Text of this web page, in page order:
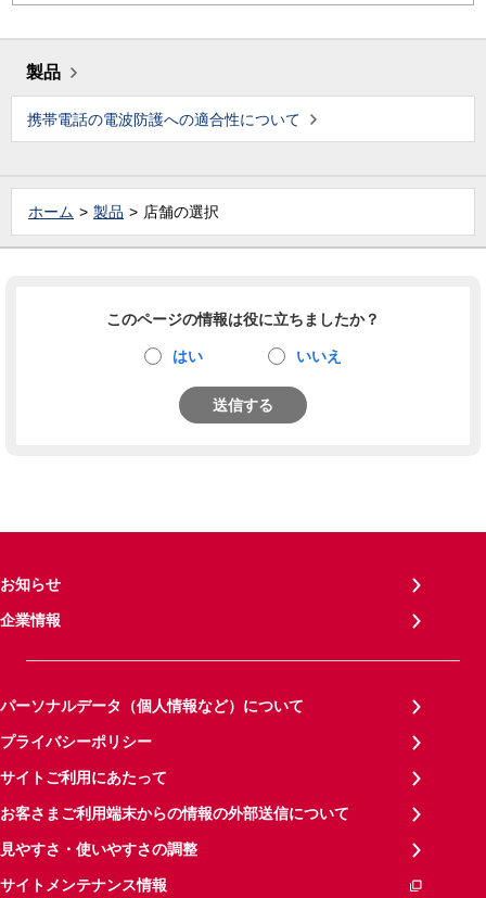
製品
携帯電話の電波防護への適合性について
ホーム 製品 店舗の選択
このページの情報は役に立ちましたか？
はい いいえ
送信する
お知らせ
企業情報
パーソナルデータ（個人情報など）について
プライバシーポリシー
サイトご利用にあたって
お客さまご利用端末からの情報の外部送信について
見やすさ・使いやすさの調整
サイトメンテナンス情報